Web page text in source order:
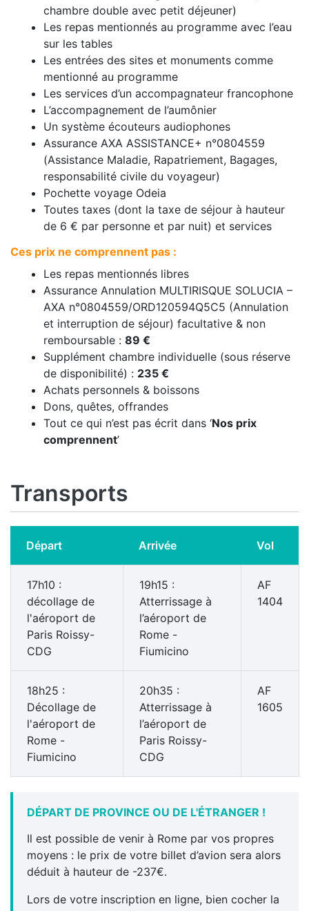
chambre double avec petit déjeuner)
Les repas mentionnés au programme avec l’eau
sur les tables
Les entrées des sites et monuments comme
mentionné au programme
Les services d’un accompagnateur francophone
L’accompagnement de l’aumônier
Un système écouteurs audiophones
Assurance AXA ASSISTANCE+ n°0804559
(Assistance Maladie, Rapatriement, Bagages,
responsabilité civile du voyageur)
Pochette voyage Odeia
Toutes taxes (dont la taxe de séjour à hauteur
de 6 € par personne et par nuit) et services
Ces prix ne comprennent pas :
Les repas mentionnés libres
Assurance Annulation MULTIRISQUE SOLUCIA –
AXA n°0804559/ORD120594Q5C5 (Annulation
et interruption de séjour) facultative & non
remboursable : 89 €
Supplément chambre individuelle (sous réserve
de disponibilité) : 235 €
Achats personnels & boissons
Dons, quêtes, offrandes
Tout ce qui n’est pas écrit dans ‘Nos prix
comprennent’
Transports
Départ Arrivée Vol
17h10 :
décollage de
l'aéroport de
Paris Roissy-
CDG
19h15 :
Atterrissage à
l’aéroport de
Rome -
Fiumicino
AF
1404
18h25 :
Décollage de
l'aéroport de
Rome -
Fiumicino
20h35 :
Atterrissage à
l’aéroport de
Paris Roissy-
CDG
AF
1605
DÉPART DE PROVINCE OU DE L'ÉTRANGER !
Il est possible de venir à Rome par vos propres
moyens : le prix de votre billet d’avion sera alors
déduit à hauteur de -237€.
Lors de votre inscription en ligne, bien cocher la